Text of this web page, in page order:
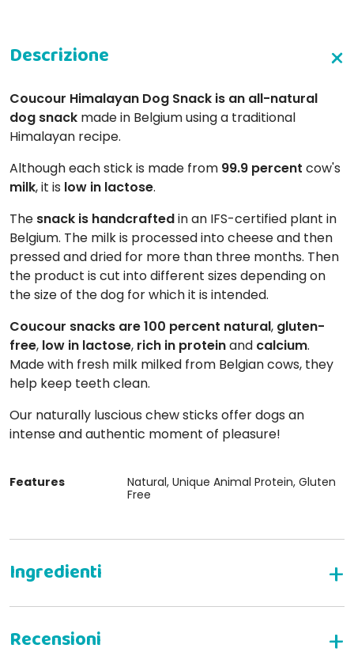
Coucour Himalayan Dog Snack is an all-natural
dog snack made in Belgium using a traditional
Himalayan recipe.
Although each stick is made from 99.9 percent cow's
milk, it is low in lactose.
The snack is handcraftedin an IFS-certified plant in
Belgium. The milk is processed into cheese and then
pressed and dried for more than three months. Then
the product is cut into different sizes depending on
the size of the dog for which it is intended.
Coucour snacks are 100 percent natural, gluten-
free, low in lactose, rich in proteinand calcium.
Made with fresh milk milked from Belgian cows, they
help keep teeth clean.
Our naturally luscious chew sticks offer dogs an
intense and authentic moment of pleasure!
Features
Natural, Unique Animal Protein, Gluten
Free